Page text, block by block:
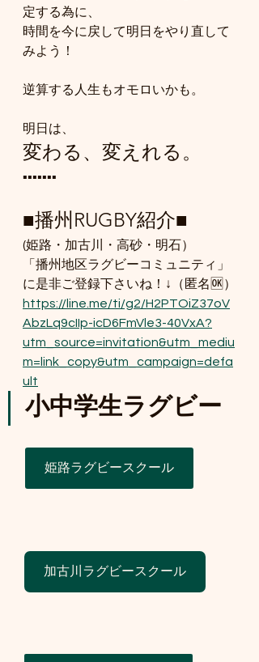
定する為に、
時間を今に戻して明日をやり直して
みよう！
逆算する人生もオモロいかも。
明日は、
変わる、変えれる。
▪️▪️▪️▪️▪️▪️▪️
■播州RUGBY紹介■
(姫路・加古川・高砂・明石）
「播州地区ラグビーコミュニティ」
に是非ご登録下さいね！↓（匿名🆗）
https://line.me/ti/g2/H2PTOiZ37oV
AbzLq9cIIp-icD6FmVle3-40VxA?
utm_source=invitation&utm_mediu
m=link_copy&utm_campaign=defa
ult
小中学生ラグビー
姫路ラグビースクール
加古川ラグビースクール